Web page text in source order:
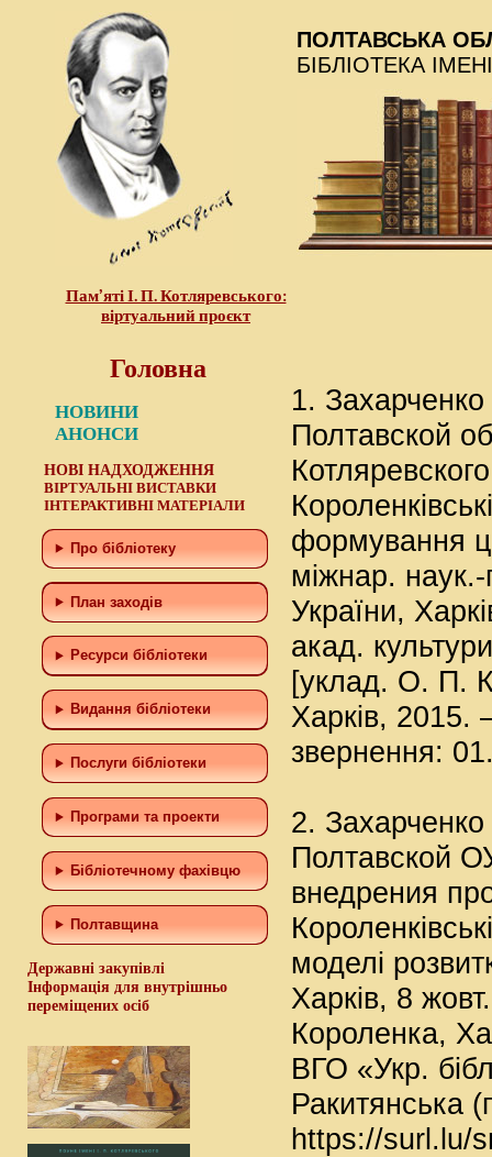
Пам’яті І. П. Котляревського:
віртуальний проєкт
ПОЛТАВСЬКА
БІБЛІОТЕКА
Головна
НОВИНИ
АНОНСИ
НОВІ НАДХОДЖЕННЯ
ВІРТУАЛЬНІ ВИСТАВКИ
ІНТЕРАКТИВНІ МАТЕРІАЛИ
Про бібліотеку
План заходів
Ресурси бібліотеки
Видання бібліотеки
Послуги бібліотеки
Програми та проекти
Бiблiотечному фахiвцю
Полтавщина
Державні закупівлі
Інформація для внутрішньо
переміщених осіб
1.
Полтавской
формування
міжнар.
України,
акад.
[уклад. О. П.
Харків,
звернення:
2.
Полтавской
внедрения
моделі
Харків, 8
Короленка,
ВГО «Укр.
Ракитянська
https://surl.lu/